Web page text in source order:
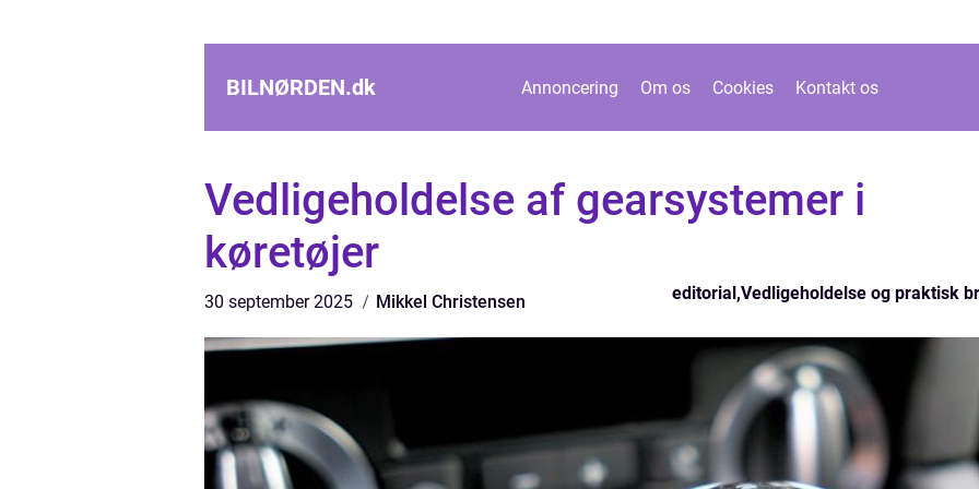
BILNØRDEN.dk Annoncering Om os Cookies Kontakt os
Vedligeholdelse af gearsystemer i
køretøjer
30 september 2025 Mikkel Christensen editorial,Vedligeholdelse og praktisk